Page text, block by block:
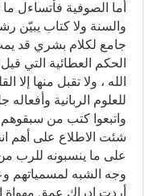
أما الصوفية فأتساءل
والسنة ولا كتاب يبيّن
جامع لكلام بشري قد
الحكم العطائية التي
الله ، ولا تقبل منها إلا
للعلوم الربانية وأفعاله
واتبعوا كتب من
شئت الاطلاع على أهم
على ما ينسبونه للرب
وجه الشبه لمسمياتهم
أردت إدراك عمق مهواة